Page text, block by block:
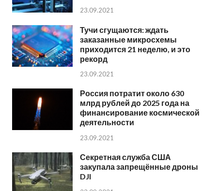
23.09.2021
Тучи сгущаются: ждать
заказанные микросхемы
приходится 21 неделю, и это
рекорд
23.09.2021
Россия потратит около 630
млрд рублей до 2025 года на
финансирование космической
деятельности
23.09.2021
Секретная служба США
закупала запрещённые дроны
DJI